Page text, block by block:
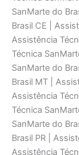
SanMarte do
Brasil CE |
Assistência
Técnica
SanMarte do
Brasil MT |
Assistência
Técnica
SanMarte do
Brasil PR |
Assistência